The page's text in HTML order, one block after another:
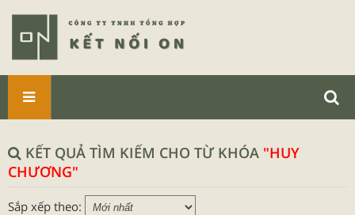
PHẨM
KẾT QUẢ TÌM KIẾM CHO TỪ KHÓA "HUY
CHƯƠNG"
Sắp xếp theo: